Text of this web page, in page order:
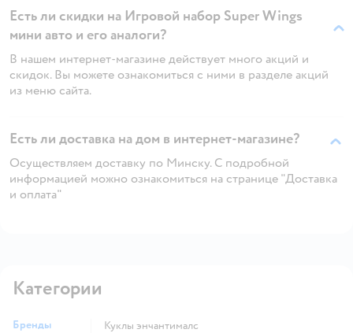
Есть ли скидки на Игровой набор Super Wings
мини авто и его аналоги?
В нашем интернет-магазине действует много акций и
скидок. Вы можете ознакомиться с ними в разделе акций
из меню сайта.
Есть ли доставка на дом в интернет-магазине?
Осуществляем доставку по Минску. С подробной
информацией можно ознакомиться на странице "Доставка
и оплата"
Категории
Бренды
Куклы энчантималс